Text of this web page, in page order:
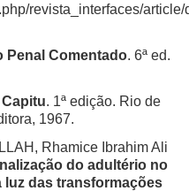
revista_interfaces/
Penal Comentado. 6ª ed.
. 1ª edição. Rio de
1967.
Rhamice Ibrahim Ali
do adultério no
luz das transformações